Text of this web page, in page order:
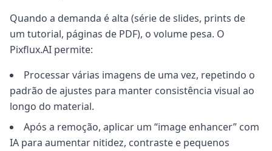
Quando a demanda é alta (série de slides, prints de
um tutorial, páginas de PDF), o volume pesa. O
Pixflux.AI permite:
Processar várias imagens de uma vez, repetindo o
padrão de ajustes para manter consistência visual ao
longo do material.
Após a remoção, aplicar um “image enhancer” com
IA para aumentar nitidez, contraste e pequenos